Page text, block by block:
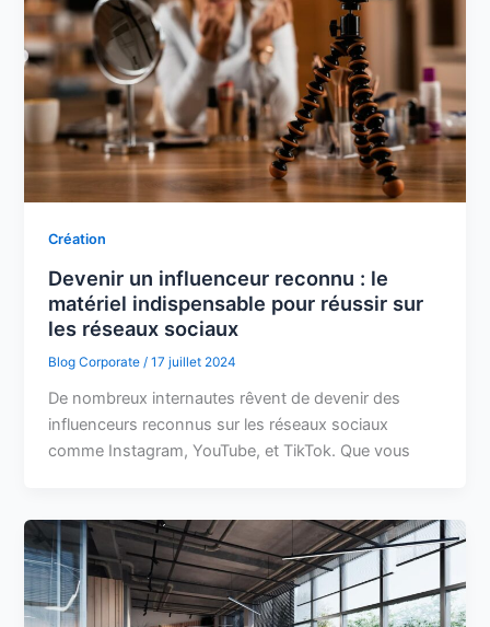
Création
Devenir un influenceur reconnu : le
matériel indispensable pour réussir sur
les réseaux sociaux
Blog Corporate/17 juillet 2024
De nombreux internautes rêvent de devenir des
influenceurs reconnus sur les réseaux sociaux
comme Instagram, YouTube, et TikTok. Que vous